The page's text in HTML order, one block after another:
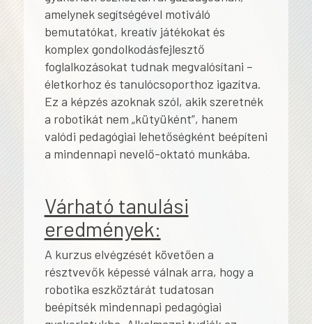
amelynek segítségével motiváló
bemutatókat, kreatív játékokat és
komplex gondolkodásfejlesztő
foglalkozásokat tudnak megvalósítani –
életkorhoz és tanulócsoporthoz igazítva.
Ez a képzés azoknak szól, akik szeretnék
a robotikát nem „kütyüként”, hanem
valódi pedagógiai lehetőségként beépíteni
a mindennapi nevelő-oktató munkába.
Várható tanulási
eredmények:
A kurzus elvégzését követően a
résztvevők képessé válnak arra, hogy a
robotika eszköztárát tudatosan
beépítsék mindennapi pedagógiai